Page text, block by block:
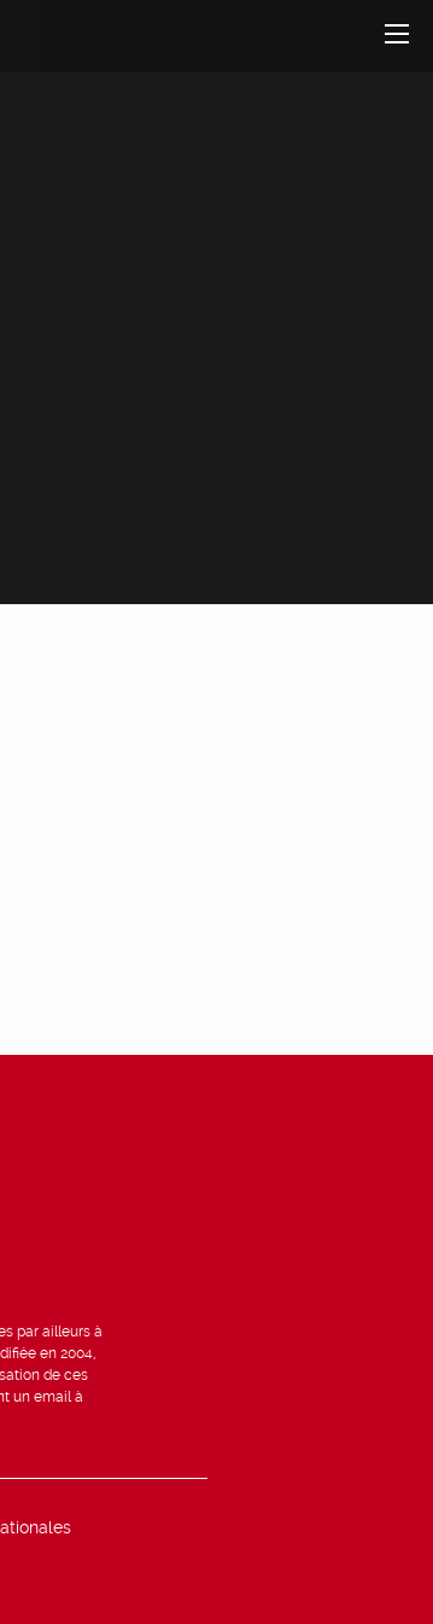
par ailleurs à
en 2004,
de ces
un email à